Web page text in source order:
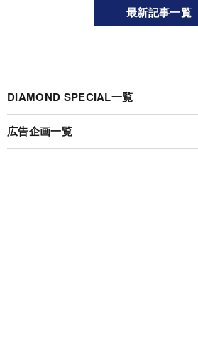
最新記事一覧
DIAMOND SPECIAL一覧
広告企画一覧